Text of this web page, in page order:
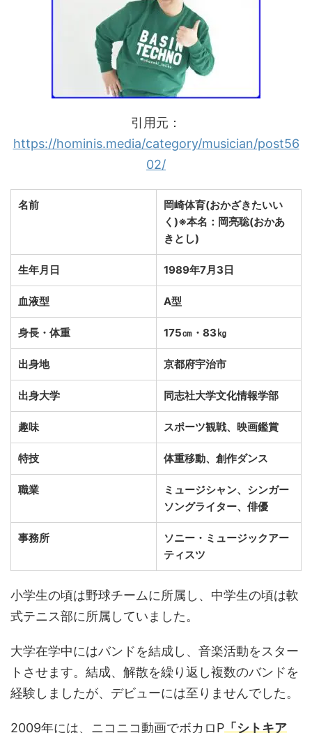
引用元：
https://hominis.media/category/musician/post56
02/
名前
岡崎体育(おかざきたいい
く)※本名：岡亮聡(おかあ
きとし)
生年月日 1989年7月3日
血液型 A型
身長・体重 175㎝・83㎏
出身地 京都府宇治市
出身大学 同志社大学文化情報学部
趣味 スポーツ観戦、映画鑑賞
特技 体重移動、創作ダンス
職業
ミュージシャン、シンガー
ソングライター、俳優
事務所
ソニー・ミュージックアー
ティスツ
小学生の頃は野球チームに所属し、中学生の頃は軟
式テニス部に所属していました。
大学在学中にはバンドを結成し、音楽活動をスター
トさせます。結成、解散を繰り返し複数のバンドを
経験しましたが、デビューには至りませんでした。
2009年には、ニコニコ動画でボカロP「シトキア